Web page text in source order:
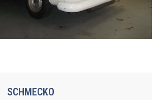
SCHMECKO